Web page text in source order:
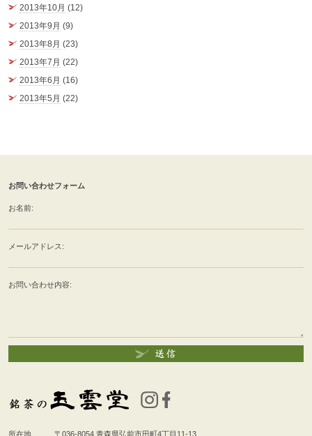
2013年10月 (12)
2013年9月 (9)
2013年8月 (23)
2013年7月 (22)
2013年6月 (16)
2013年5月 (22)
お問い合わせフォーム
お名前:
メールアドレス:
お問い合わせ内容:
所在地 〒036-8054 青森県弘前市田町4丁目11-13